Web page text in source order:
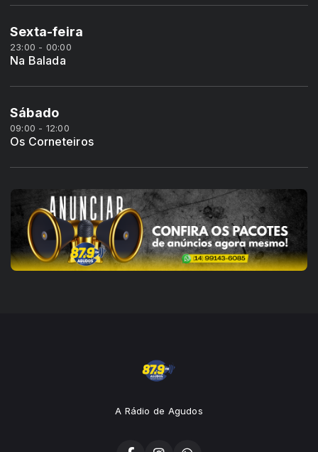
Sexta-feira
23:00 - 00:00
Na Balada
Sábado
09:00 - 12:00
Os Corneteiros
A Rádio de Agudos